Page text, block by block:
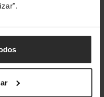
100 - 240 V
5 V